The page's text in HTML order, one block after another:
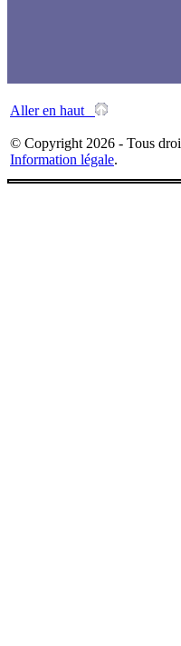
Aller en haut
© Copyright 2026 - Tous
Information légale.